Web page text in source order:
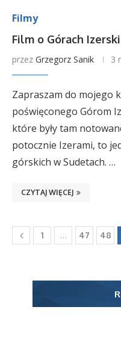
Filmy
Film o Górach
przez Grzegorz Sanik 3
Zapraszam do mojego
poświęconego Górom
które były tam
potocznie Izerami, to
górskich w Sudetach. …
CZYTAJ WIĘCEJ
1 … 47 48